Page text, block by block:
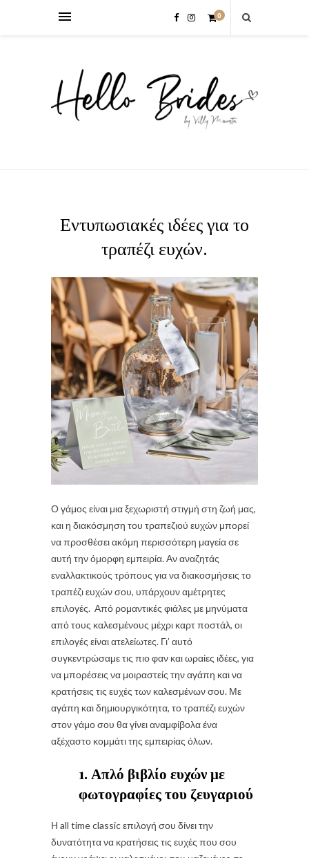
0
Εντυπωσιακές ιδέες για το
τραπέζι ευχών.
Ο γάμος είναι μια ξεχωριστή στιγμή στη ζωή μας,
και η διακόσμηση του τραπεζιού ευχών μπορεί
να προσθέσει ακόμη περισσότερη μαγεία σε
αυτή την όμορφη εμπειρία. Αν αναζητάς
εναλλακτικούς τρόπους για να διακοσμήσεις το
τραπέζι ευχών σου, υπάρχουν αμέτρητες
επιλογές. Από ρομαντικές φιάλες με μηνύματα
από τους καλεσμένους μέχρι καρτ ποστάλ, οι
επιλογές είναι ατελείωτες. Γι’ αυτό
συγκεντρώσαμε τις πιο φαν και ωραίες ιδέες, για
να μπορέσεις να μοιραστείς την αγάπη και να
κρατήσεις τις ευχές των καλεσμένων σου. Με
αγάπη και δημιουργικότητα, το τραπέζι ευχών
στον γάμο σου θα γίνει αναμφίβολα ένα
αξέχαστο κομμάτι της εμπειρίας όλων.
1. Απλό βιβλίο ευχών με
φωτογραφίες του ζευγαριού
Η all time classic επιλογή σου δίνει την
δυνατότητα να κρατήσεις τις ευχές που σου